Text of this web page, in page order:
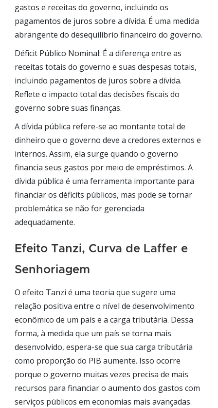
gastos e receitas do governo, incluindo os
pagamentos de juros sobre a dívida. É uma medida
abrangente do desequilíbrio financeiro do governo.
Déficit Público Nominal: É a diferença entre as
receitas totais do governo e suas despesas totais,
incluindo pagamentos de juros sobre a dívida.
Reflete o impacto total das decisões fiscais do
governo sobre suas finanças.
A dívida pública refere-se ao montante total de
dinheiro que o governo deve a credores externos e
internos. Assim, ela surge quando o governo
financia seus gastos por meio de empréstimos. A
dívida pública é uma ferramenta importante para
financiar os déficits públicos, mas pode se tornar
problemática se não for gerenciada
adequadamente.
Efeito Tanzi, Curva de Laffer e
Senhoriagem
O efeito Tanzi é uma teoria que sugere uma
relação positiva entre o nível de desenvolvimento
econômico de um país e a carga tributária. Dessa
forma, à medida que um país se torna mais
desenvolvido, espera-se que sua carga tributária
como proporção do PIB aumente. Isso ocorre
porque o governo muitas vezes precisa de mais
recursos para financiar o aumento dos gastos com
serviços públicos em economias mais avançadas.